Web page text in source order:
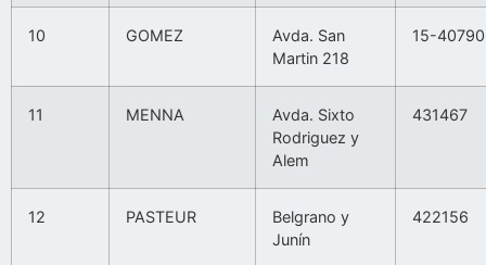
10 GOMEZ
Avda. San
Martin 218
15-
11 MENNA
Avda. Sixto
Rodriguez y
Alem
431467
12 PASTEUR
Belgrano y
Junín
422156